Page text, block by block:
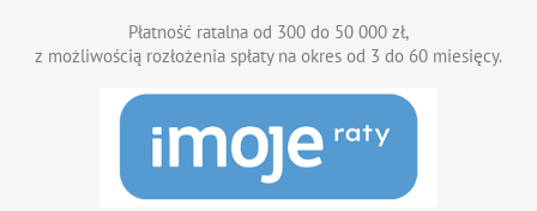
Płatność ratalna od 300 do 50 000 zł,
z możliwością rozłożenia spłaty na okres od 3 do 60 miesięcy.